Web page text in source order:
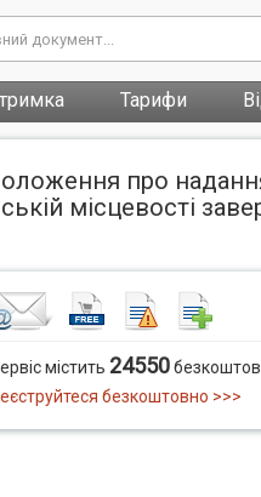
Тарифи
про
місцевості
містить 24550
безкоштовно >>>